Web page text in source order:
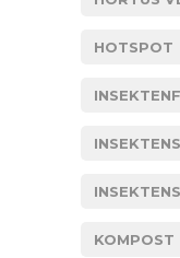
HOTSPOT
KOMPOST